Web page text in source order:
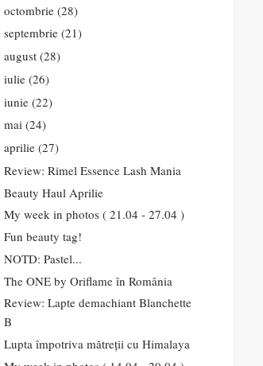
octombrie (28)
septembrie (21)
august (28)
iulie (26)
iunie (22)
mai (24)
aprilie (27)
Review: Rimel Essence Lash Mania
Beauty Haul Aprilie
My week in photos ( 21.04 - 27.04 )
Fun beauty tag!
NOTD: Pastel...
The ONE by Oriflame în România
Review: Lapte demachiant Blanchette
B
Lupta împotriva mătreții cu Himalaya